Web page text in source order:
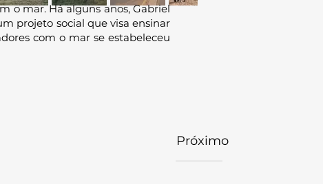
o mar. Há alguns anos, Gabriel
projeto social que visa ensinar
com o mar se estabeleceu
Próximo